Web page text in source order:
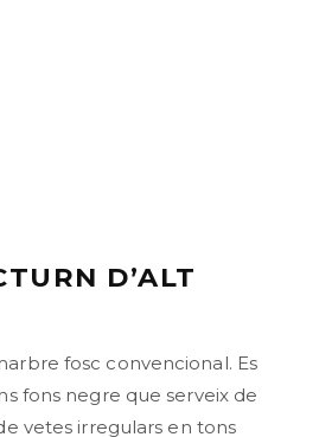
D’ALT
fosc convencional. Es
fons negre que serveix de
vetes irregulars en tons